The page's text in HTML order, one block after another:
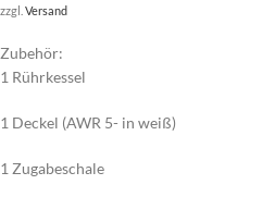
zzgl. Versand
Zubehör:
1 Rührkessel
1 Deckel (AWR 5- in weiß)
1 Zugabeschale